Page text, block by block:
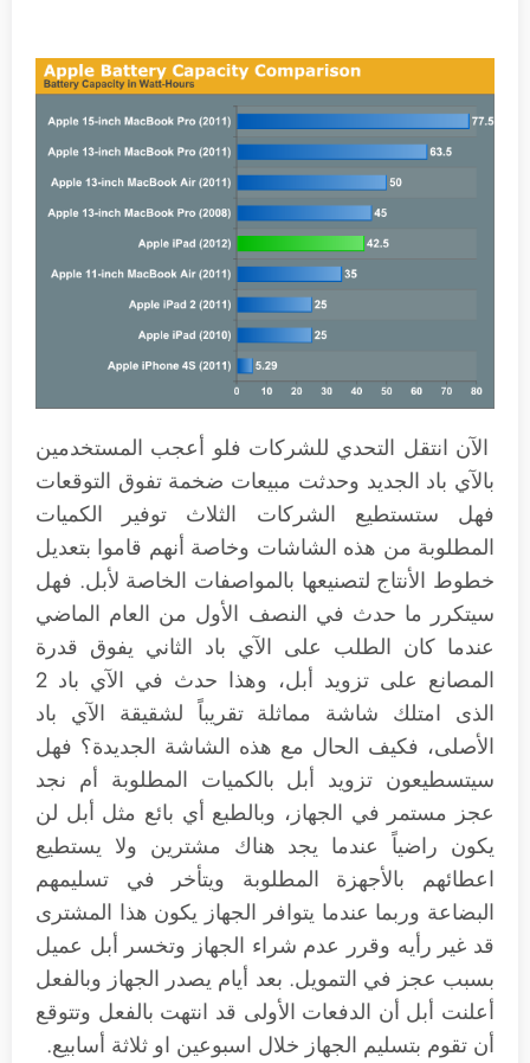
الآن انتقل التحدي للشركات فلو أعجب المستخدمين
بالآي باد الجديد وحدثت مبيعات ضخمة تفوق التوقعات
فهل ستستطيع الشركات الثلاث توفير الكميات
المطلوبة من هذه الشاشات وخاصة أنهم قاموا بتعديل
خطوط الأنتاج لتصنيعها بالمواصفات الخاصة لأبل. فهل
سيتكرر ما حدث في النصف الأول من العام الماضي
عندما كان الطلب على الآي باد الثاني يفوق قدرة
المصانع على تزويد أبل، وهذا حدث في الآي باد 2
الذى امتلك شاشة مماثلة تقريباً لشقيقة الآي باد
الأصلى، فكيف الحال مع هذه الشاشة الجديدة؟ فهل
سيتسطيعون تزويد أبل بالكميات المطلوبة أم نجد
عجز مستمر في الجهاز، وبالطبع أي بائع مثل أبل لن
يكون راضياً عندما يجد هناك مشترين ولا يستطيع
اعطائهم بالأجهزة المطلوبة ويتأخر في تسليمهم
البضاعة وربما عندما يتوافر الجهاز يكون هذا المشترى
قد غير رأيه وقرر عدم شراء الجهاز وتخسر أبل عميل
بسبب عجز في التمويل. بعد أيام يصدر الجهاز وبالفعل
أعلنت أبل أن الدفعات الأولى قد انتهت بالفعل وتتوقع
أن تقوم بتسليم الجهاز خلال اسبوعين او ثلاثة أسابيع.